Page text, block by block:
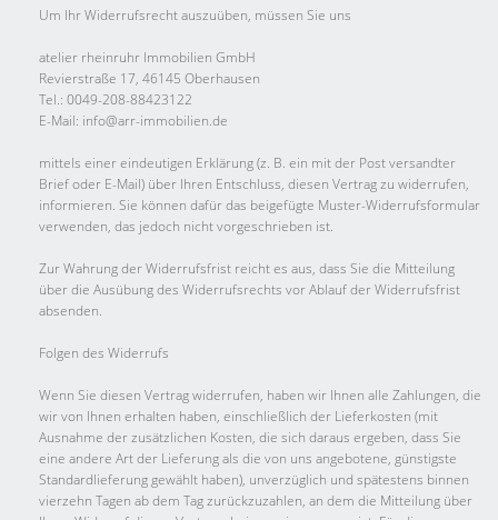
Um Ihr Widerrufsrecht auszuüben, müssen Sie uns
atelier rheinruhr Immobilien GmbH
Revierstraße 17, 46145 Oberhausen
Tel.: 0049-208-88423122
E-Mail: info@arr-immobilien.de
mittels einer eindeutigen Erklärung (z. B. ein mit der Post versandter
Brief oder E-Mail) über Ihren Entschluss, diesen Vertrag zu widerrufen,
informieren. Sie können dafür das beigefügte Muster-Widerrufsformular
verwenden, das jedoch nicht vorgeschrieben ist.
Zur Wahrung der Widerrufsfrist reicht es aus, dass Sie die Mitteilung
über die Ausübung des Widerrufsrechts vor Ablauf der Widerrufsfrist
absenden.
Folgen des Widerrufs
Wenn Sie diesen Vertrag widerrufen, haben wir Ihnen alle Zahlungen, die
wir von Ihnen erhalten haben, einschließlich der Lieferkosten (mit
Ausnahme der zusätzlichen Kosten, die sich daraus ergeben, dass Sie
eine andere Art der Lieferung als die von uns angebotene, günstigste
Standardlieferung gewählt haben), unverzüglich und spätestens binnen
vierzehn Tagen ab dem Tag zurückzuzahlen, an dem die Mitteilung über